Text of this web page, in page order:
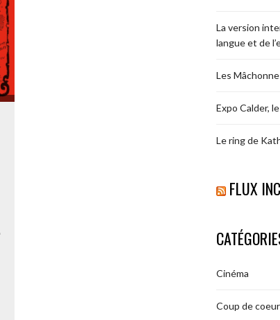
La version
langue et de
Les
Expo Calder,
Le ring de
FLUX
Cinéma
Coup de coeur